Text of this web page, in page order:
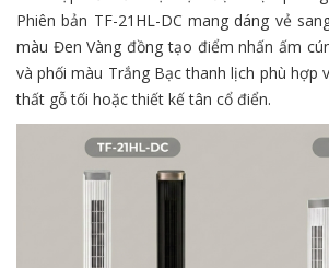
Phiên bản TF-21HL-DC mang dáng vẻ
màu Đen Vàng đồng tạo điểm nhấn ấm
và phối màu Trắng Bạc thanh lịch phù hợp
thất gỗ tối hoặc thiết kế tân cổ điển.